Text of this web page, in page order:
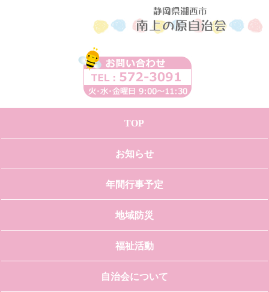
TOP
お知らせ
年間行事予定
地域防災
福祉活動
自治会について